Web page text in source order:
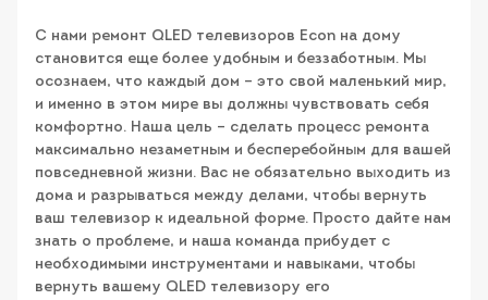
С нами ремонт QLED телевизоров Econ на дому
становится еще более удобным и беззаботным. Мы
осознаем, что каждый дом – это свой маленький мир,
и именно в этом мире вы должны чувствовать себя
комфортно. Наша цель – сделать процесс ремонта
максимально незаметным и бесперебойным для вашей
повседневной жизни. Вас не обязательно выходить из
дома и разрываться между делами, чтобы вернуть
ваш телевизор к идеальной форме. Просто дайте нам
знать о проблеме, и наша команда прибудет с
необходимыми инструментами и навыками, чтобы
вернуть вашему QLED телевизору его